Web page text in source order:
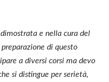
e nella cura del
di questo
a diversi corsi ma devo
si distingue per serietà,